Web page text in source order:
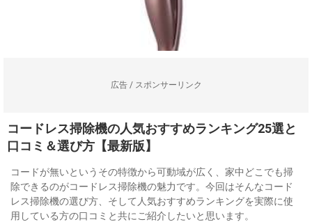
広告 / スポンサーリンク
コードレス掃除機の人気おすすめランキング25選と
口コミ＆選び方【最新版】
コードが無いというその特徴から可動域が広く、家中どこでも掃
除できるのがコードレス掃除機の魅力です。今回はそんなコード
レス掃除機の選び方、そして人気おすすめランキングを実際に使
用している方の口コミと共にご紹介したいと思います。